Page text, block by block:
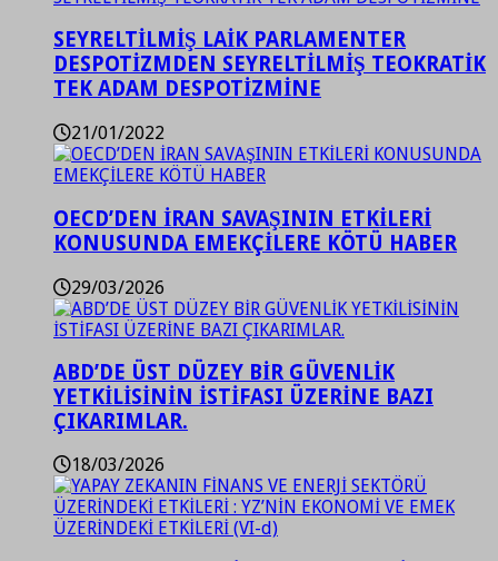
SEYRELTİLMİŞ LAİK PARLAMENTER
DESPOTİZMDEN SEYRELTİLMİŞ TEOKRATİK
TEK ADAM DESPOTİZMİNE
21/01/2022
OECD’DEN İRAN SAVAŞININ ETKİLERİ
KONUSUNDA EMEKÇİLERE KÖTÜ HABER
29/03/2026
ABD’DE ÜST DÜZEY BİR GÜVENLİK
YETKİLİSİNİN İSTİFASI ÜZERİNE BAZI
ÇIKARIMLAR.
18/03/2026